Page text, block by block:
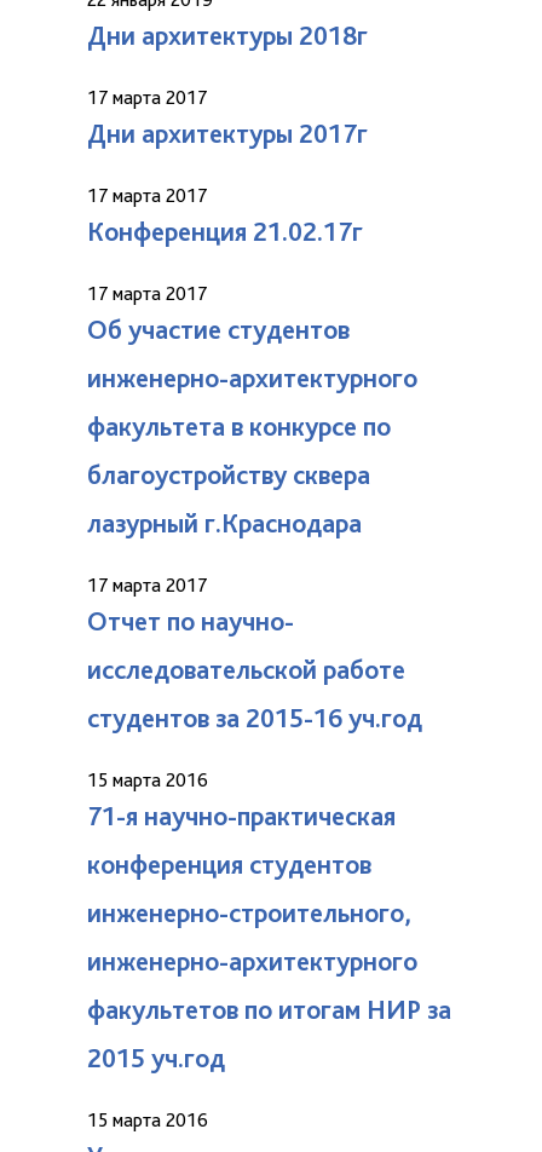
Дни архитектуры 2018г
17 марта 2017
Дни архитектуры 2017г
17 марта 2017
Конференция 21.02.17г
17 марта 2017
Об участие студентов
инженерно-архитектурного
факультета в конкурсе по
благоустройству сквера
лазурный г.Краснодара
17 марта 2017
Отчет по научно-
исследовательской работе
студентов за 2015-16 уч.год
15 марта 2016
71-я научно-практическая
конференция студентов
инженерно-строительного,
инженерно-архитектурного
факультетов по итогам НИР за
2015 уч.год
15 марта 2016